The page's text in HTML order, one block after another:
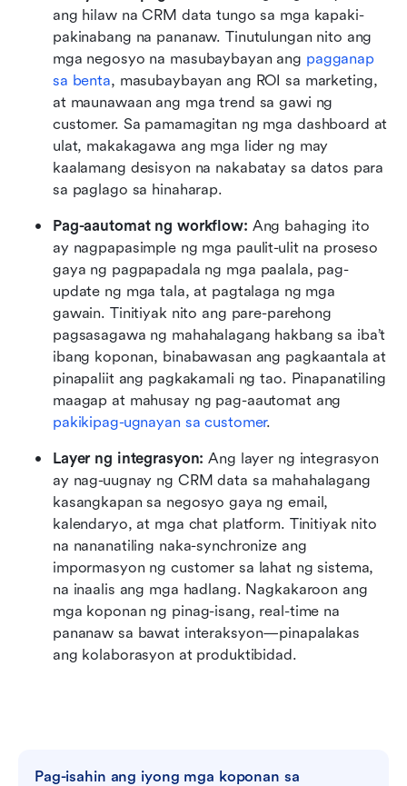
ang hilaw na CRM data tungo sa mga kapaki-
pakinabang na pananaw. Tinutulungan nito ang
mga negosyo na masubaybayan ang pagganap
sa benta, masubaybayan ang ROI sa marketing,
at maunawaan ang mga trend sa gawi ng
customer. Sa pamamagitan ng mga dashboard at
ulat, makakagawa ang mga lider ng may
kaalamang desisyon na nakabatay sa datos para
sa paglago sa hinaharap.
Pag-aautomat ng workflow: Ang bahaging ito
ay nagpapasimple ng mga paulit-ulit na proseso
gaya ng pagpapadala ng mga paalala, pag-
update ng mga tala, at pagtalaga ng mga
gawain. Tinitiyak nito ang pare-parehong
pagsasagawa ng mahahalagang hakbang sa iba’t
ibang koponan, binabawasan ang pagkaantala at
pinapaliit ang pagkakamali ng tao. Pinapanatiling
pakikipag-ugnayan sa customer.
Layer ng integrasyon: Ang layer ng integrasyon
ay nag-uugnay ng CRM data sa mahahalagang
kasangkapan sa negosyo gaya ng email,
kalendaryo, at mga chat platform. Tinitiyak nito
na nananatiling naka-synchronize ang
impormasyon ng customer sa lahat ng sistema,
na inaalis ang mga hadlang. Nagkakaroon ang
mga koponan ng pinag-isang, real-time na
pananaw sa bawat interaksyon—pinapalakas
ang kolaborasyon at produktibidad.
Pag-isahin ang iyong mga koponan sa